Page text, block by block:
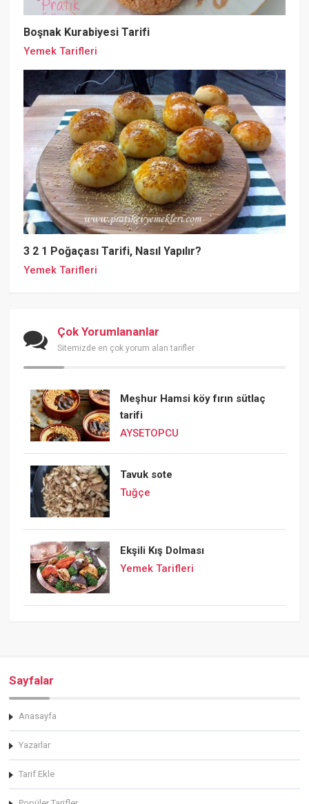
Boşnak Kurabiyesi Tarifi
Yemek Tarifleri
3 2 1 Poğaçası Tarifi, Nasıl Yapılır?
Yemek Tarifleri
Çok Yorumlananlar
Sitemizde en çok yorum alan tarifler
Meşhur Hamsi köy fırın sütlaç
tarifi
AYSETOPCU
Tavuk sote
Tuğçe
Ekşili Kış Dolması
Yemek Tarifleri
Sayfalar
Anasayfa
Yazarlar
Tarif Ekle